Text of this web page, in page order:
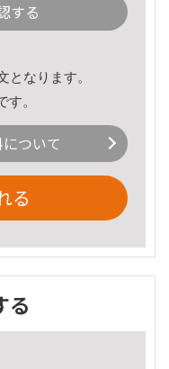
する
となります。
す。
ついて
る
る